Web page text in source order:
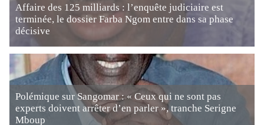
Affaire des 125 milliards : l’enquête judiciaire est
terminée, le dossier Farba Ngom entre dans sa phase
décisive
Polémique sur Sangomar : « Ceux qui ne sont pas
experts doivent arrêter d’en parler », tranche Serigne
Mboup